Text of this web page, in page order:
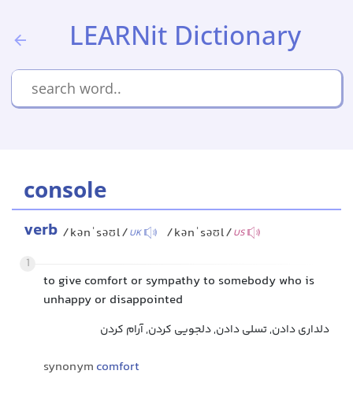
LEARNit Dictionary
console
verb /kənˈsəʊl/UK /kənˈsəʊl/US
1
to give comfort or sympathy to somebody who is
unhappy or disappointed
دلداری دادن, تسلی دادن, دلجویی کردن, آرام کردن
synonym comfort